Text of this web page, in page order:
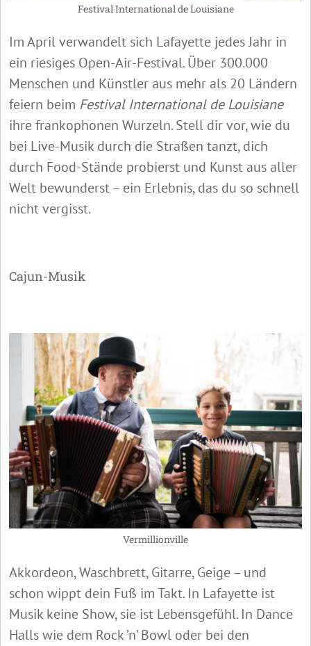
Festival International de Louisiane
Im April verwandelt sich Lafayette jedes Jahr in
ein riesiges Open-Air-Festival. Über 300.000
Menschen und Künstler aus mehr als 20 Ländern
feiern beim Festival International de Louisiane
ihre frankophonen Wurzeln. Stell dir vor, wie du
bei Live-Musik durch die Straßen tanzt, dich
durch Food-Stände probierst und Kunst aus aller
Welt bewunderst – ein Erlebnis, das du so schnell
nicht vergisst.
Cajun-Musik
Vermillionville
Akkordeon, Waschbrett, Gitarre, Geige – und
schon wippt dein Fuß im Takt. In Lafayette ist
Musik keine Show, sie ist Lebensgefühl. In Dance
Halls wie dem Rock ’n’ Bowl oder bei den